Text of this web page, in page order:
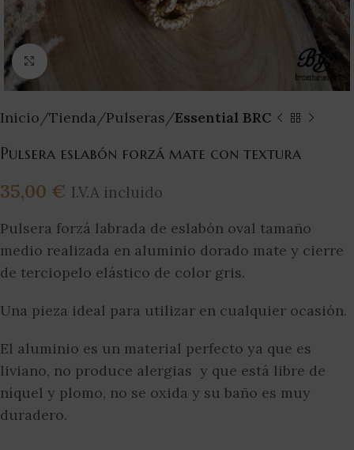
Clic para ampliar
Inicio Tienda Pulseras Essential BRC
Pulsera eslabón forzá mate con textura
35,00 € I.V.A incluido
Pulsera forzá labrada de eslabón oval tamaño
medio realizada en aluminio dorado mate y cierre
de terciopelo elástico de color gris.
Una pieza ideal para utilizar en cualquier ocasión.
El aluminio es un material perfecto ya que es
liviano, no produce alergias y que está libre de
níquel y plomo, no se oxida y su baño es muy
duradero.